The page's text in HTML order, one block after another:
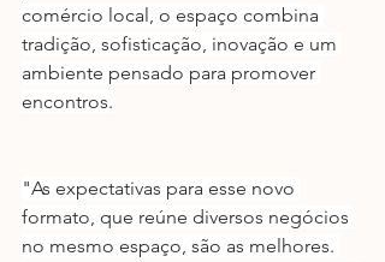
comércio local, o espaço combina
tradição, sofisticação, inovação e um
ambiente pensado para promover
encontros.
"As expectativas para esse novo
formato, que reúne diversos negócios
no mesmo espaço, são as melhores.